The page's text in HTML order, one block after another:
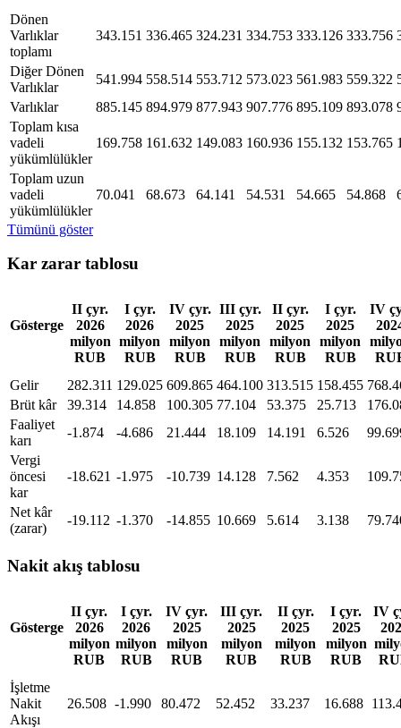
Dönen
Varlıklar
toplamı
343.151 336.465 324.231 334.753 333.126 333.756
Diğer Dönen
Varlıklar
541.994 558.514 553.712 573.023 561.983 559.322
Varlıklar
885.145 894.979 877.943 907.776 895.109 893.078
Toplam kısa
vadeli
yükümlülükler
169.758 161.632 149.083 160.936 155.132 153.765
Toplam uzun
vadeli
yükümlülükler
70.041 68.673 64.141 54.531 54.665 54.868
Tümünü göster
Kar zarar tablosu
Gösterge
II çyr.
2026
milyon
RUB
I çyr.
2026
milyon
RUB
IV çyr.
2025
milyon
RUB
III çyr.
2025
milyon
RUB
II çyr.
2025
milyon
RUB
I çyr.
2025
milyon
RUB
IV
Gelir
282.311 129.025 609.865 464.100 313.515 158.455
Brüt kâr
39.314 14.858 100.305 77.104 53.375 25.713
Faaliyet
karı
-1.874 -4.686 21.444 18.109 14.191 6.526
Vergi
öncesi
kar
-18.621 -1.975 -10.739 14.128 7.562 4.353
Net kâr
(zarar)
-19.112 -1.370 -14.855 10.669 5.614 3.138
Nakit akış tablosu
Gösterge
II çyr.
2026
milyon
RUB
I çyr.
2026
milyon
RUB
IV çyr.
2025
milyon
RUB
III çyr.
2025
milyon
RUB
II çyr.
2025
milyon
RUB
I çyr.
2025
milyon
RUB
IV
İşletme
Nakit
Akışı
26.508 -1.990 80.472 52.452 33.237 16.688